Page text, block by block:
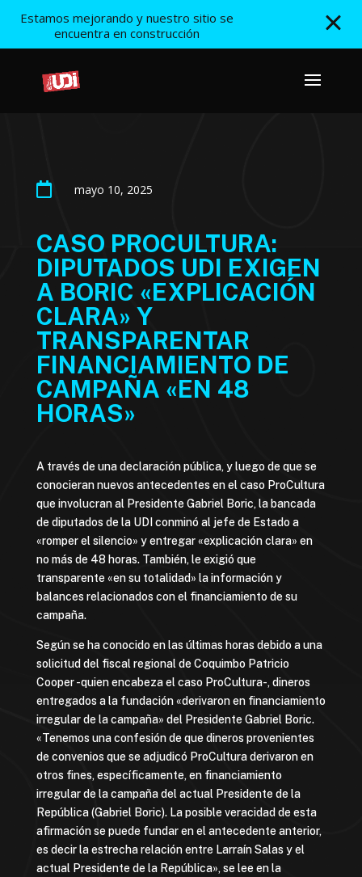
Estamos mejorando y nuestro sitio se
encuentra en construcción
 mayo 10, 2025
CASO PROCULTURA:
DIPUTADOS UDI EXIGEN
A BORIC «EXPLICACIÓN
CLARA» Y
TRANSPARENTAR
FINANCIAMIENTO DE
CAMPAÑA «EN 48
HORAS»
A través de una declaración pública, y luego de que se
conocieran nuevos antecedentes en el caso ProCultura
que involucran al Presidente Gabriel Boric, la bancada
de diputados de la UDI conminó al jefe de Estado a
«romper el silencio» y entregar «explicación clara» en
no más de 48 horas. También, le exigió que
transparente «en su totalidad» la información y
balances relacionados con el financiamiento de su
campaña.
Según se ha conocido en las últimas horas debido a una
solicitud del fiscal regional de Coquimbo Patricio
Cooper -quien encabeza el caso ProCultura-, dineros
entregados a la fundación «derivaron en financiamiento
irregular de la campaña» del Presidente Gabriel Boric.
«Tenemos una confesión de que dineros provenientes
de convenios que se adjudicó ProCultura derivaron en
otros fines, específicamente, en financiamiento
irregular de la campaña del actual Presidente de la
República (Gabriel Boric). La posible veracidad de esta
afirmación se puede fundar en el antecedente anterior,
es decir la estrecha relación entre Larraín Salas y el
actual Presidente de la República», se lee en la